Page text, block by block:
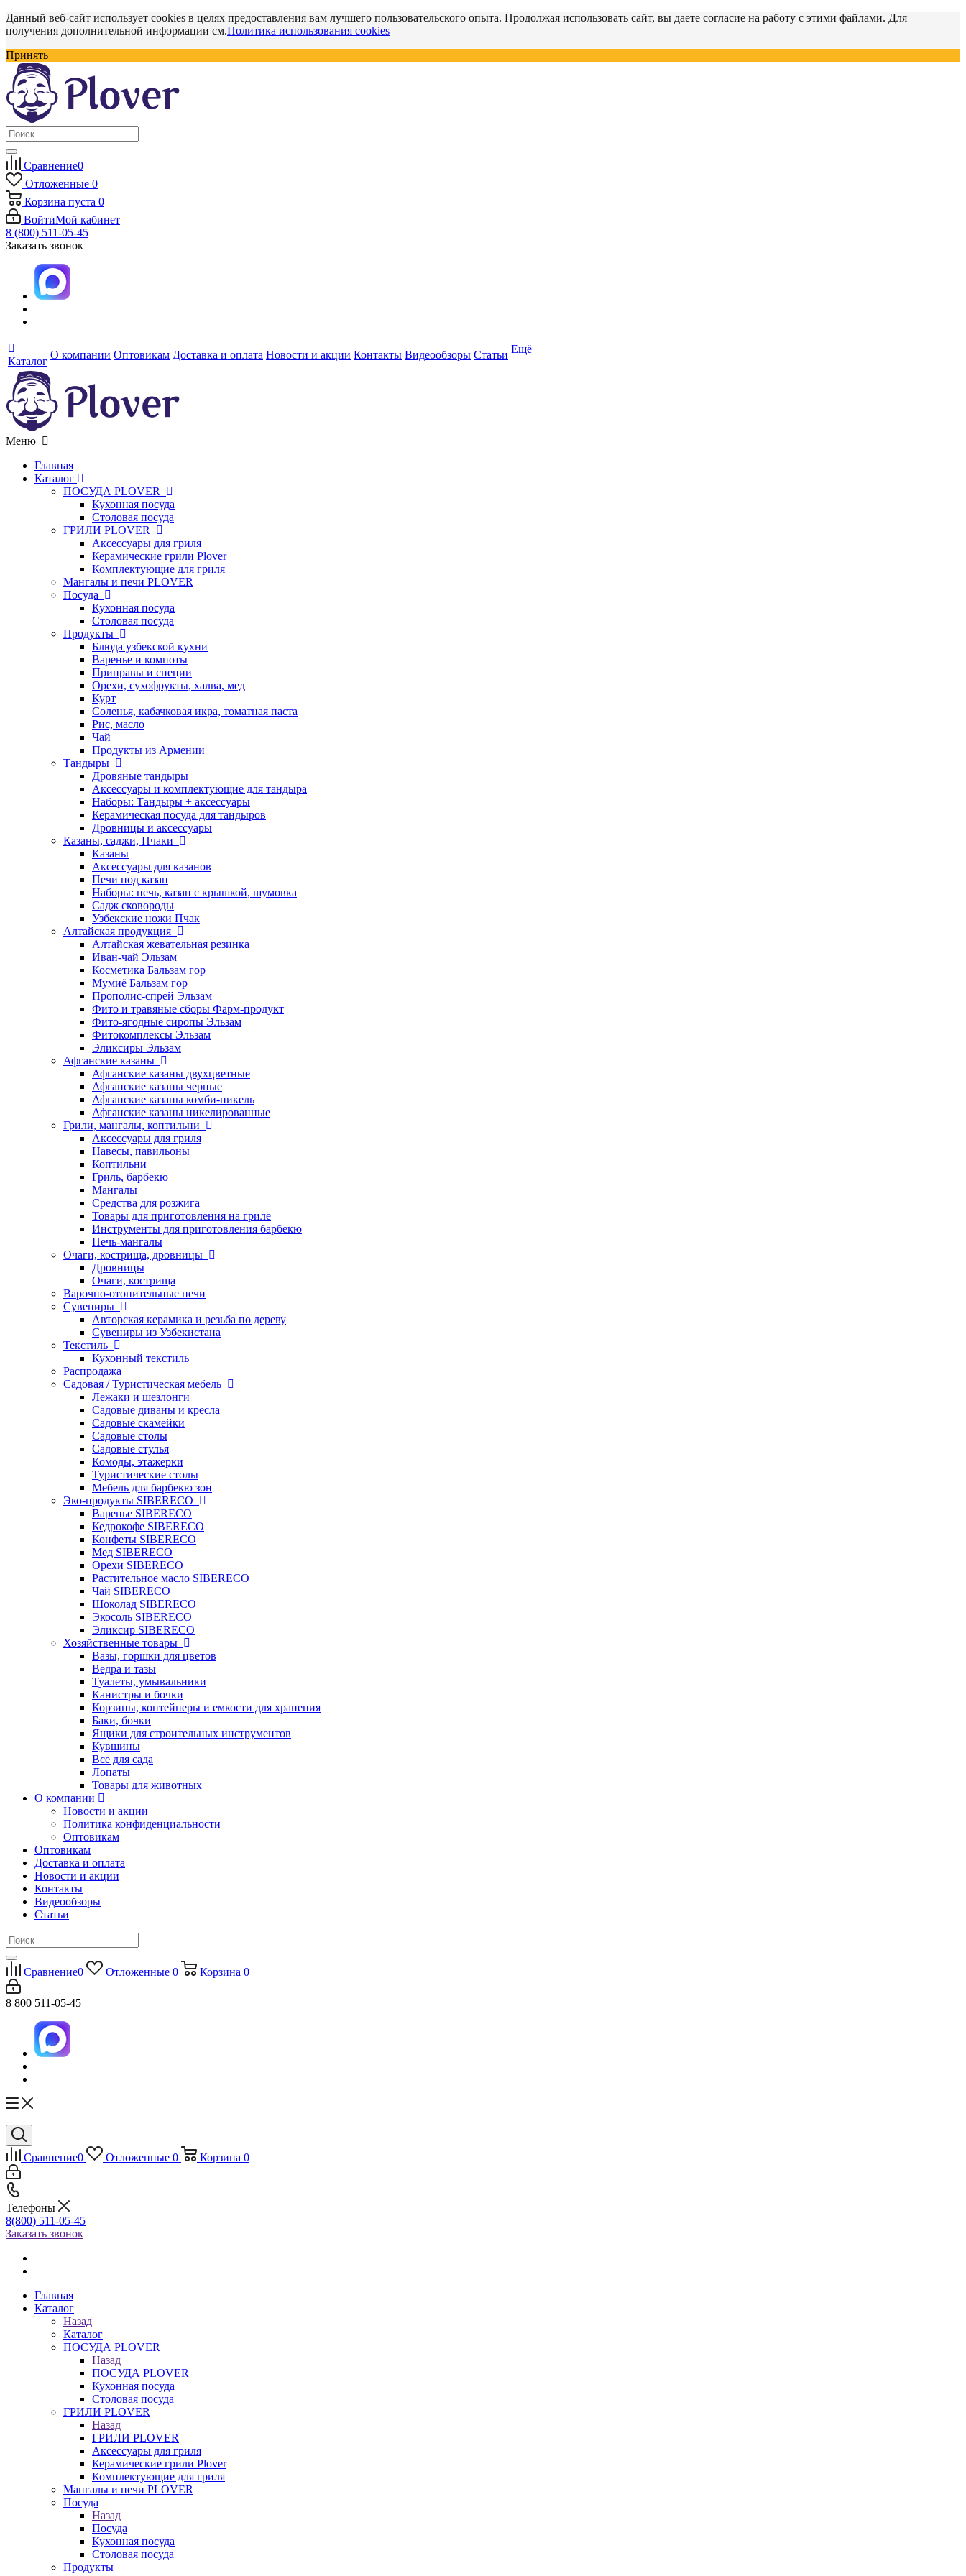
Данный веб-сайт использует cookies в целях предоставления вам лучшего пользовательского опыта. Продолжая использовать сайт, вы даете согласие на работу с этими файлами. Для
получения дополнительной информации см.Политика использования cookies
Принять
Сравнение0
Отложенные 0
Корзина пуста 0
ВойтиМой кабинет
8 (800) 511-05-45
Заказать звонок
Каталог
О компании Оптовикам Доставка и оплата Новости и акции Контакты Видеообзоры Статьи Ещё
Меню
Главная
Каталог
ПОСУДА PLOVER
Кухонная посуда
Столовая посуда
ГРИЛИ PLOVER
Аксессуары для гриля
Керамические грили Plover
Комплектующие для гриля
Мангалы и печи PLOVER
Посуда
Кухонная посуда
Столовая посуда
Продукты
Блюда узбекской кухни
Варенье и компоты
Приправы и специи
Орехи, сухофрукты, халва, мед
Курт
Соленья, кабачковая икра, томатная паста
Рис, масло
Чай
Продукты из Армении
Тандыры
Дровяные тандыры
Аксессуары и комплектующие для тандыра
Наборы: Тандыры + аксессуары
Керамическая посуда для тандыров
Дровницы и аксессуары
Казаны, саджи, Пчаки
Казаны
Аксессуары для казанов
Печи под казан
Наборы: печь, казан с крышкой, шумовка
Садж сковороды
Узбекские ножи Пчак
Алтайская продукция
Алтайская жевательная резинка
Иван-чай Эльзам
Косметика Бальзам гор
Мумиё Бальзам гор
Прополис-спрей Эльзам
Фито и травяные сборы Фарм-продукт
Фито-ягодные сиропы Эльзам
Фитокомплексы Эльзам
Эликсиры Эльзам
Афганские казаны
Афганские казаны двухцветные
Афганские казаны черные
Афганские казаны комби-никель
Афганские казаны никелированные
Грили, мангалы, коптильни
Аксессуары для гриля
Навесы, павильоны
Коптильни
Гриль, барбекю
Мангалы
Средства для розжига
Товары для приготовления на гриле
Инструменты для приготовления барбекю
Печь-мангалы
Очаги, кострища, дровницы
Дровницы
Очаги, кострища
Варочно-отопительные печи
Сувениры
Авторская керамика и резьба по дереву
Сувениры из Узбекистана
Текстиль
Кухонный текстиль
Распродажа
Садовая / Туристическая мебель
Лежаки и шезлонги
Садовые диваны и кресла
Садовые скамейки
Садовые столы
Садовые стулья
Комоды, этажерки
Туристические столы
Мебель для барбекю зон
Эко-продукты SIBERECO
Варенье SIBERECO
Кедрокофе SIBERECO
Конфеты SIBERECO
Мед SIBERECO
Орехи SIBERECO
Растительное масло SIBERECO
Чай SIBERECO
Шоколад SIBERECO
Экосоль SIBERECO
Эликсир SIBERECO
Хозяйственные товары
Вазы, горшки для цветов
Ведра и тазы
Туалеты, умывальники
Канистры и бочки
Корзины, контейнеры и емкости для хранения
Баки, бочки
Ящики для строительных инструментов
Кувшины
Все для сада
Лопаты
Товары для животных
О компании
Новости и акции
Политика конфиденциальности
Оптовикам
Оптовикам
Доставка и оплата
Новости и акции
Контакты
Видеообзоры
Статьи
Сравнение0 Отложенные 0 Корзина 0
8 800 511-05-45
Сравнение0 Отложенные 0 Корзина 0
Телефоны
8(800) 511-05-45
Заказать звонок
Главная
Каталог
Назад
Каталог
ПОСУДА PLOVER
Назад
ПОСУДА PLOVER
Кухонная посуда
Столовая посуда
ГРИЛИ PLOVER
Назад
ГРИЛИ PLOVER
Аксессуары для гриля
Керамические грили Plover
Комплектующие для гриля
Мангалы и печи PLOVER
Посуда
Назад
Посуда
Кухонная посуда
Столовая посуда
Продукты